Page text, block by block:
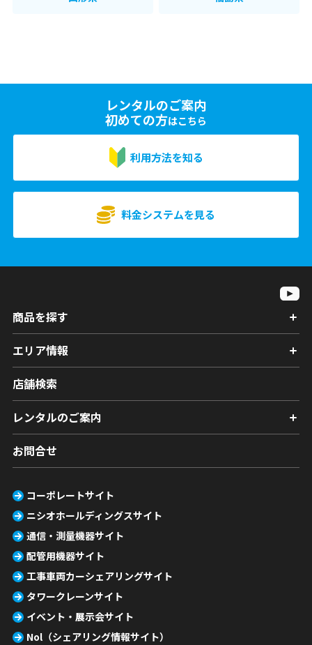
レンタルのご案内
初めての方はこちら
利用方法を知る
料金システムを見る
商品を探す
エリア情報
店舗検索
レンタルのご案内
お問合せ
コーポレートサイト
ニシオホールディングスサイト
通信・測量機器サイト
配管用機器サイト
工事車両カーシェアリングサイト
タワークレーンサイト
イベント・展示会サイト
Nol（シェアリング情報サイト）